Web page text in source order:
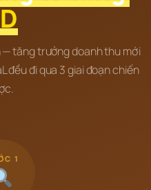
tăng trưởng doanh thu mới
đều đi qua 3 giai đoạn chiến
1